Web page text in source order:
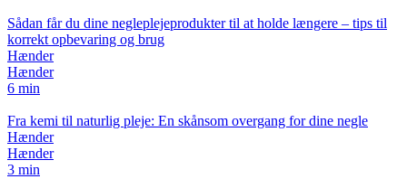
Sådan får du dine negleplejeprodukter til at holde længere – tips til
korrekt opbevaring og brug
Hænder
Hænder
6 min
Fra kemi til naturlig pleje: En skånsom overgang for dine negle
Hænder
Hænder
3 min